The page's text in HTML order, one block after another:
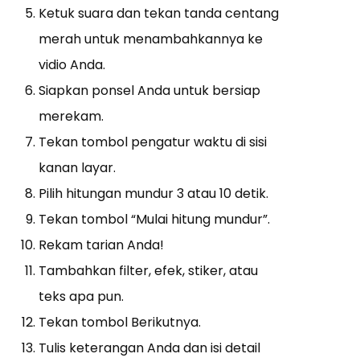
Ketuk suara dan tekan tanda centang
merah untuk menambahkannya ke
vidio Anda.
Siapkan ponsel Anda untuk bersiap
merekam.
Tekan tombol pengatur waktu di sisi
kanan layar.
Pilih hitungan mundur 3 atau 10 detik.
Tekan tombol “Mulai hitung mundur”.
Rekam tarian Anda!
Tambahkan filter, efek, stiker, atau
teks apa pun.
Tekan tombol Berikutnya.
Tulis keterangan Anda dan isi detail